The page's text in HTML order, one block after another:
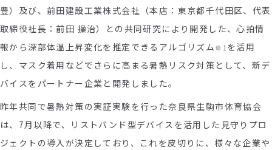
豊）及び、前田建設工業株式会社（本店：東京都千代田区、代表
取締役社長：前田 操治）との共同研究により開発した、心拍情
報から深部体温上昇変化を推定できるアルゴリズム ※1を活用
し、マスク着用などでさらに高まる暑熱リスク対策として、新デ
バイスをパートナー企業と開発しました。
昨年共同で暑熱対策の実証実験を行った奈良県生駒市体育協会
は、7月以降で、リストバンド型デバイスを活用した見守りプロ
ジェクトの導入が決定しており、これを皮切りに、様々な企業や